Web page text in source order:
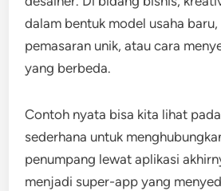
dalam bentuk model usaha
pemasaran unik, atau cara
yang berbeda.
Contoh nyata bisa kita lihat
sederhana untuk
penumpang lewat aplikasi
menjadi super-app yang